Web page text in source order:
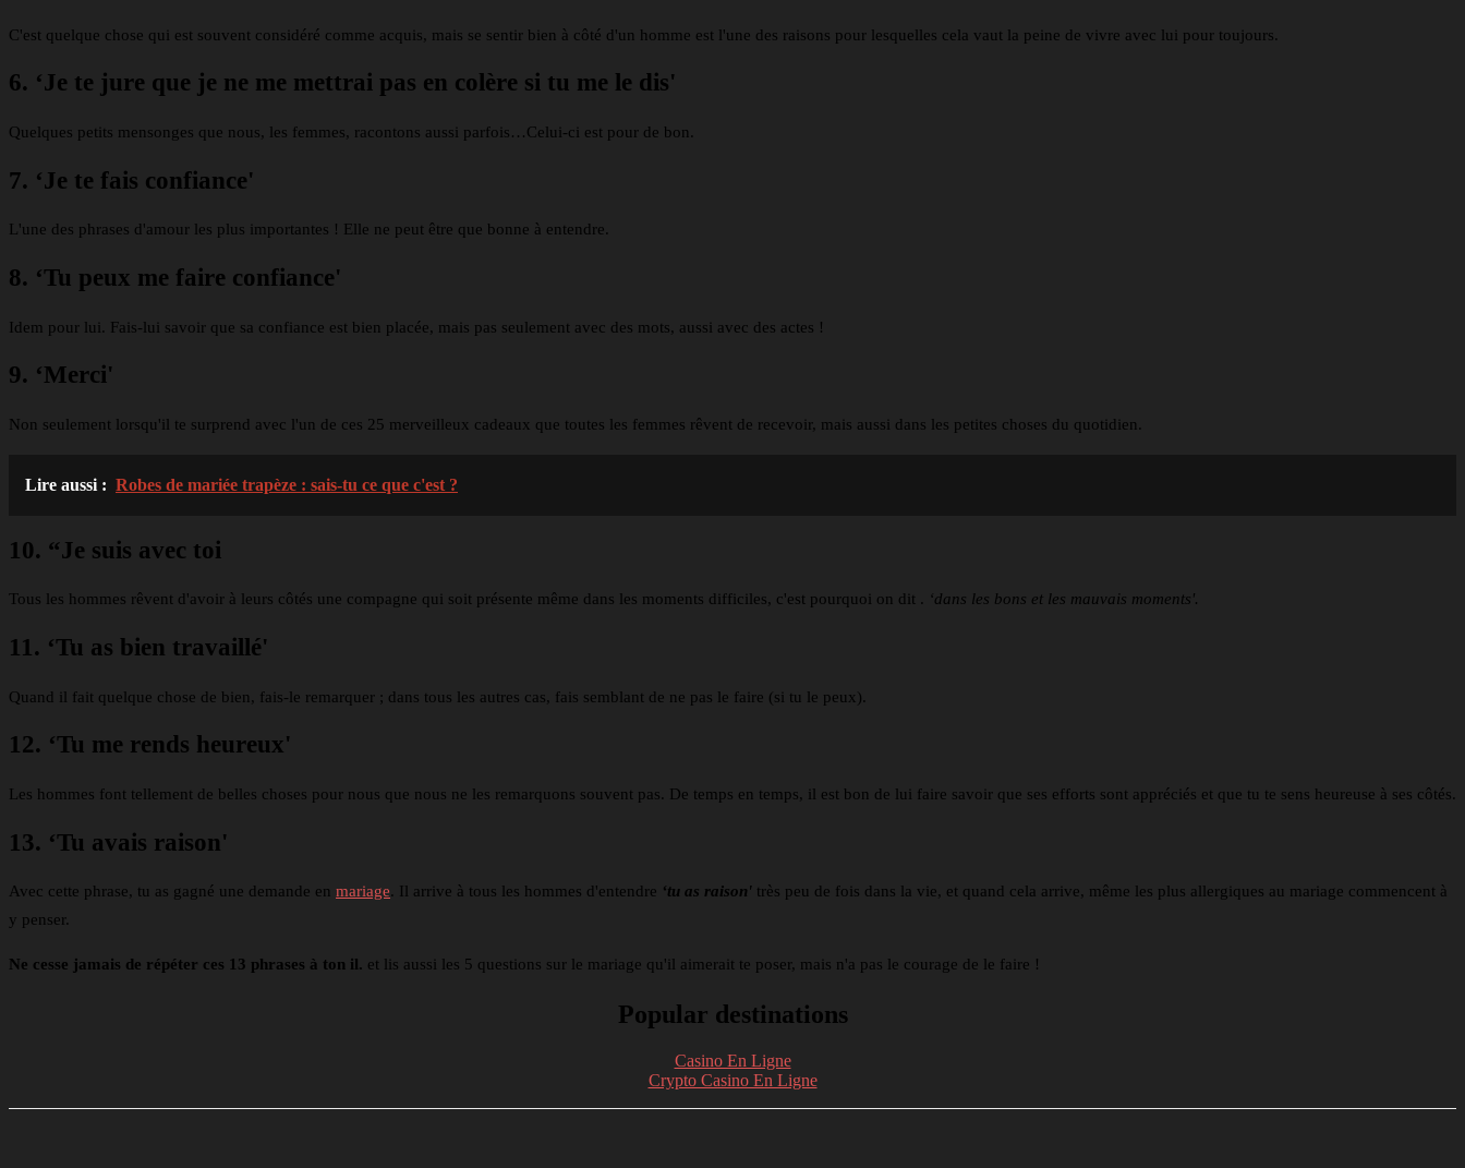
C'est quelque chose qui est souvent considéré comme acquis, mais se sentir bien à côté d'un homme est l'une des raisons pour lesquelles cela vaut la peine de vivre avec lui pour toujours.
6. ‘Je te jure que je ne me mettrai pas en colère si tu me le dis'
Quelques petits mensonges que nous, les femmes, racontons aussi parfois…Celui-ci est pour de bon.
7. ‘Je te fais confiance'
L'une des phrases d'amour les plus importantes ! Elle ne peut être que bonne à entendre.
8. ‘Tu peux me faire confiance'
Idem pour lui. Fais-lui savoir que sa confiance est bien placée, mais pas seulement avec des mots, aussi avec des actes !
9. ‘Merci'
Non seulement lorsqu'il te surprend avec l'un de ces 25 merveilleux cadeaux que toutes les femmes rêvent de recevoir, mais aussi dans les petites choses du quotidien.
Lire aussi : Robes de mariée trapèze : sais-tu ce que c'est ?
10. “Je suis avec toi
Tous les hommes rêvent d'avoir à leurs côtés une compagne qui soit présente même dans les moments difficiles, c'est pourquoi on dit . ‘dans les bons et les mauvais moments'.
11. ‘Tu as bien travaillé'
Quand il fait quelque chose de bien, fais-le remarquer ; dans tous les autres cas, fais semblant de ne pas le faire (si tu le peux).
12. ‘Tu me rends heureux'
Les hommes font tellement de belles choses pour nous que nous ne les remarquons souvent pas. De temps en temps, il est bon de lui faire savoir que ses efforts sont appréciés et que tu te sens heureuse à ses côtés.
13. ‘Tu avais raison'
Avec cette phrase, tu as gagné une demande en mariage. Il arrive à tous les hommes d'entendre ‘tu as raison' très peu de fois dans la vie, et quand cela arrive, même les plus allergiques au mariage commencent à
y penser.
Ne cesse jamais de répéter ces 13 phrases à ton il. et lis aussi les 5 questions sur le mariage qu'il aimerait te poser, mais n'a pas le courage de le faire !
Popular destinations
Casino En Ligne
Crypto Casino En Ligne